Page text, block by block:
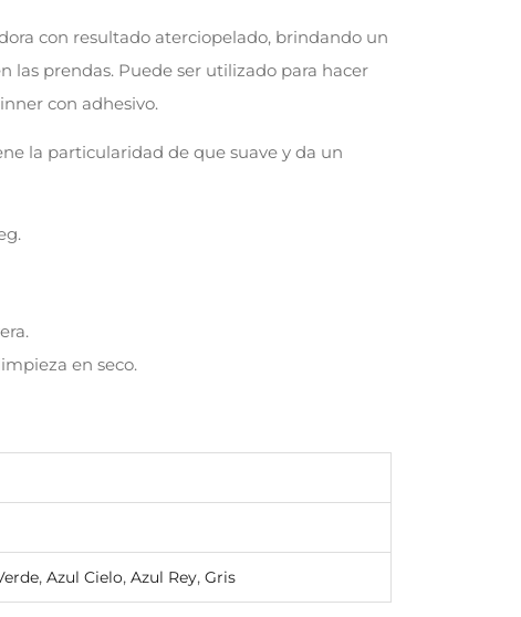
con resultado aterciopelado, brindando un
las prendas. Puede ser utilizado para hacer
con adhesivo.
la particularidad de que suave y da un
en seco.
, Azul Cielo, Azul Rey, Gris